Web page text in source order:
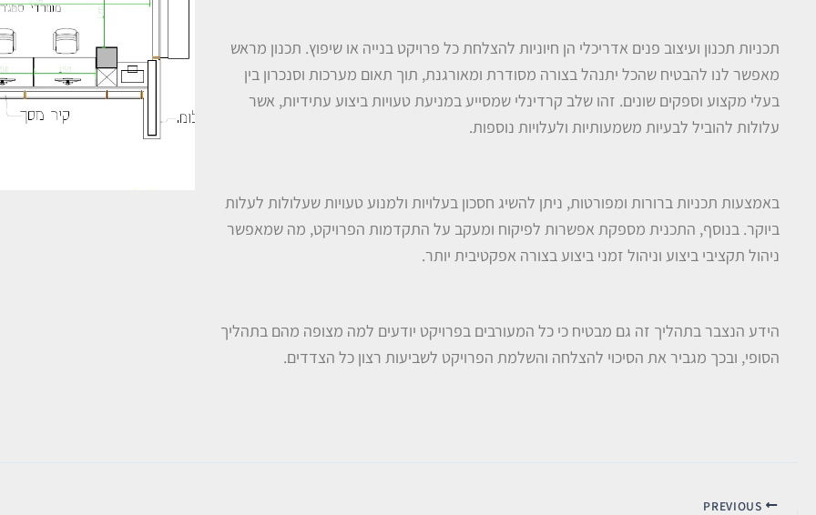
תכניות תכנון ועיצוב פנים אדריכלי הן חיוניות להצלחת כל פרויקט בנייה או שיפוץ. תכנון מראש
מאפשר לנו להבטיח שהכל יתנהל בצורה מסודרת ומאורגנת, תוך תאום מערכות וסנכרון בין
בעלי מקצוע וספקים שונים. זהו שלב קרדינלי שמסייע במניעת טעויות ביצוע עתידיות, אשר
עלולות להוביל לבעיות משמעותיות ולעלויות נוספות.
באמצעות תכניות ברורות ומפורטות, ניתן להשיג חסכון בעלויות ולמנוע טעויות שעלולות לעלות
ביוקר. בנוסף, התכנית מספקת אפשרות לפיקוח ומעקב על התקדמות הפרויקט, מה שמאפשר
ניהול תקציבי ביצוע וניהול זמני ביצוע בצורה אפקטיבית יותר.
הידע הנצבר בתהליך זה גם מבטיח כי כל המעורבים בפרויקט יודעים למה מצופה מהם בתהליך
הסופי, ובכך מגביר את הסיכוי להצלחה והשלמת הפרויקט לשביעות רצון כל הצדדים.